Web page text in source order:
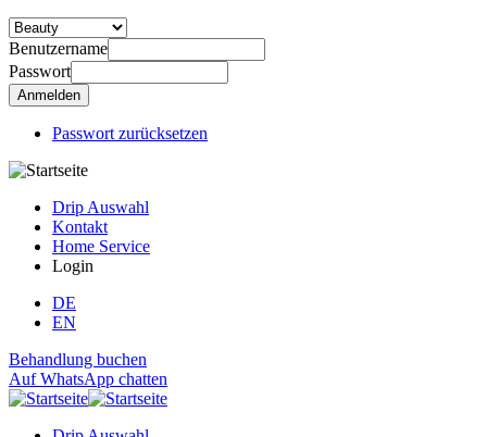
Benutzername
Passwort
Passwort zurücksetzen
Drip Auswahl
Kontakt
Home Service
Login
DE
EN
Behandlung buchen
Auf WhatsApp chatten